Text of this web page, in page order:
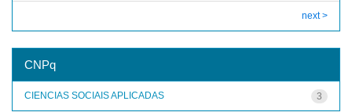
next >
CNPq
3
CIENCIAS SOCIAIS APLICADAS